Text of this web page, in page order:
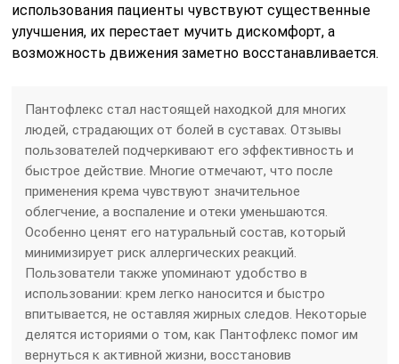
использования пациенты чувствуют существенные
улучшения, их перестает мучить дискомфорт, а
возможность движения заметно восстанавливается.
Пантофлекс стал настоящей находкой для многих
людей, страдающих от болей в суставах. Отзывы
пользователей подчеркивают его эффективность и
быстрое действие. Многие отмечают, что после
применения крема чувствуют значительное
облегчение, а воспаление и отеки уменьшаются.
Особенно ценят его натуральный состав, который
минимизирует риск аллергических реакций.
Пользователи также упоминают удобство в
использовании: крем легко наносится и быстро
впитывается, не оставляя жирных следов. Некоторые
делятся историями о том, как Пантофлекс помог им
вернуться к активной жизни, восстановив